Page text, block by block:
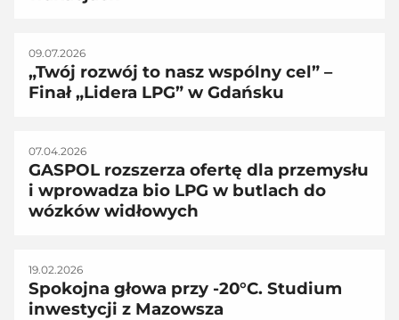
09.07.2026
„Twój rozwój to nasz wspólny cel” –
Finał „Lidera LPG” w Gdańsku
07.04.2026
GASPOL rozszerza ofertę dla przemysłu
i wprowadza bio LPG w butlach do
wózków widłowych
19.02.2026
Spokojna głowa przy -20°C. Studium
inwestycji z Mazowsza